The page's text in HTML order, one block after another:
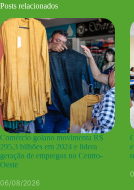
Posts relacionados
Comércio goiano movimenta R$
295,3 bilhões em 2024 e lidera
geração de empregos no Centro-
Oeste
06/08/2026